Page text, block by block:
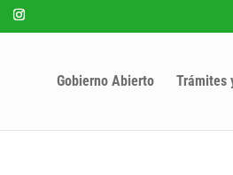
Gobierno Abierto Trámites